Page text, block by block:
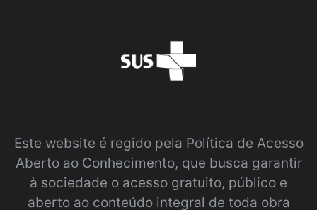
Este website é regido pela Política de Acesso
Aberto ao Conhecimento, que busca garantir
à sociedade o acesso gratuito, público e
aberto ao conteúdo integral de toda obra